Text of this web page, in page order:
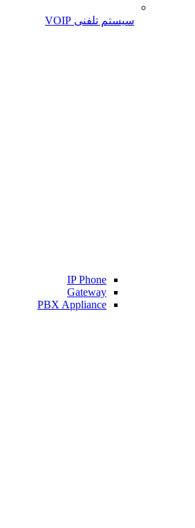
سیستم تلفنی VOIP
IP Phone
Gateway
PBX Appliance